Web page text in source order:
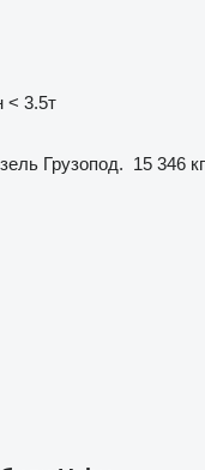
< 3.5т
Грузопод. 15 346 кг